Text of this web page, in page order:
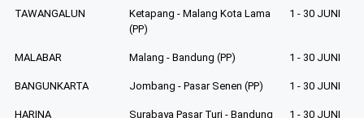
TAWANGALUN
Ketapang - Malang Kota Lama
(PP)
1 - 30 JUNI
MALABAR Malang - Bandung (PP) 1 - 30 JUNI
BANGUNKARTA Jombang - Pasar Senen (PP) 1 - 30 JUNI
HARINA
Surabaya Pasar Turi - Bandung
1 - 30 JUNI